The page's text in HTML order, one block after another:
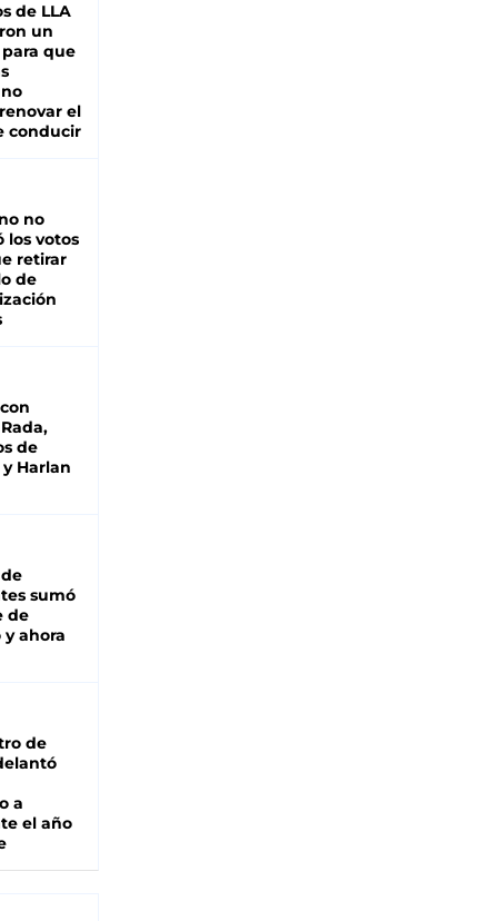
de LLA
un
que
el
conducir
no
los votos
retirar
de
de
Harlan
sumó
de
y ahora
de
a
el año